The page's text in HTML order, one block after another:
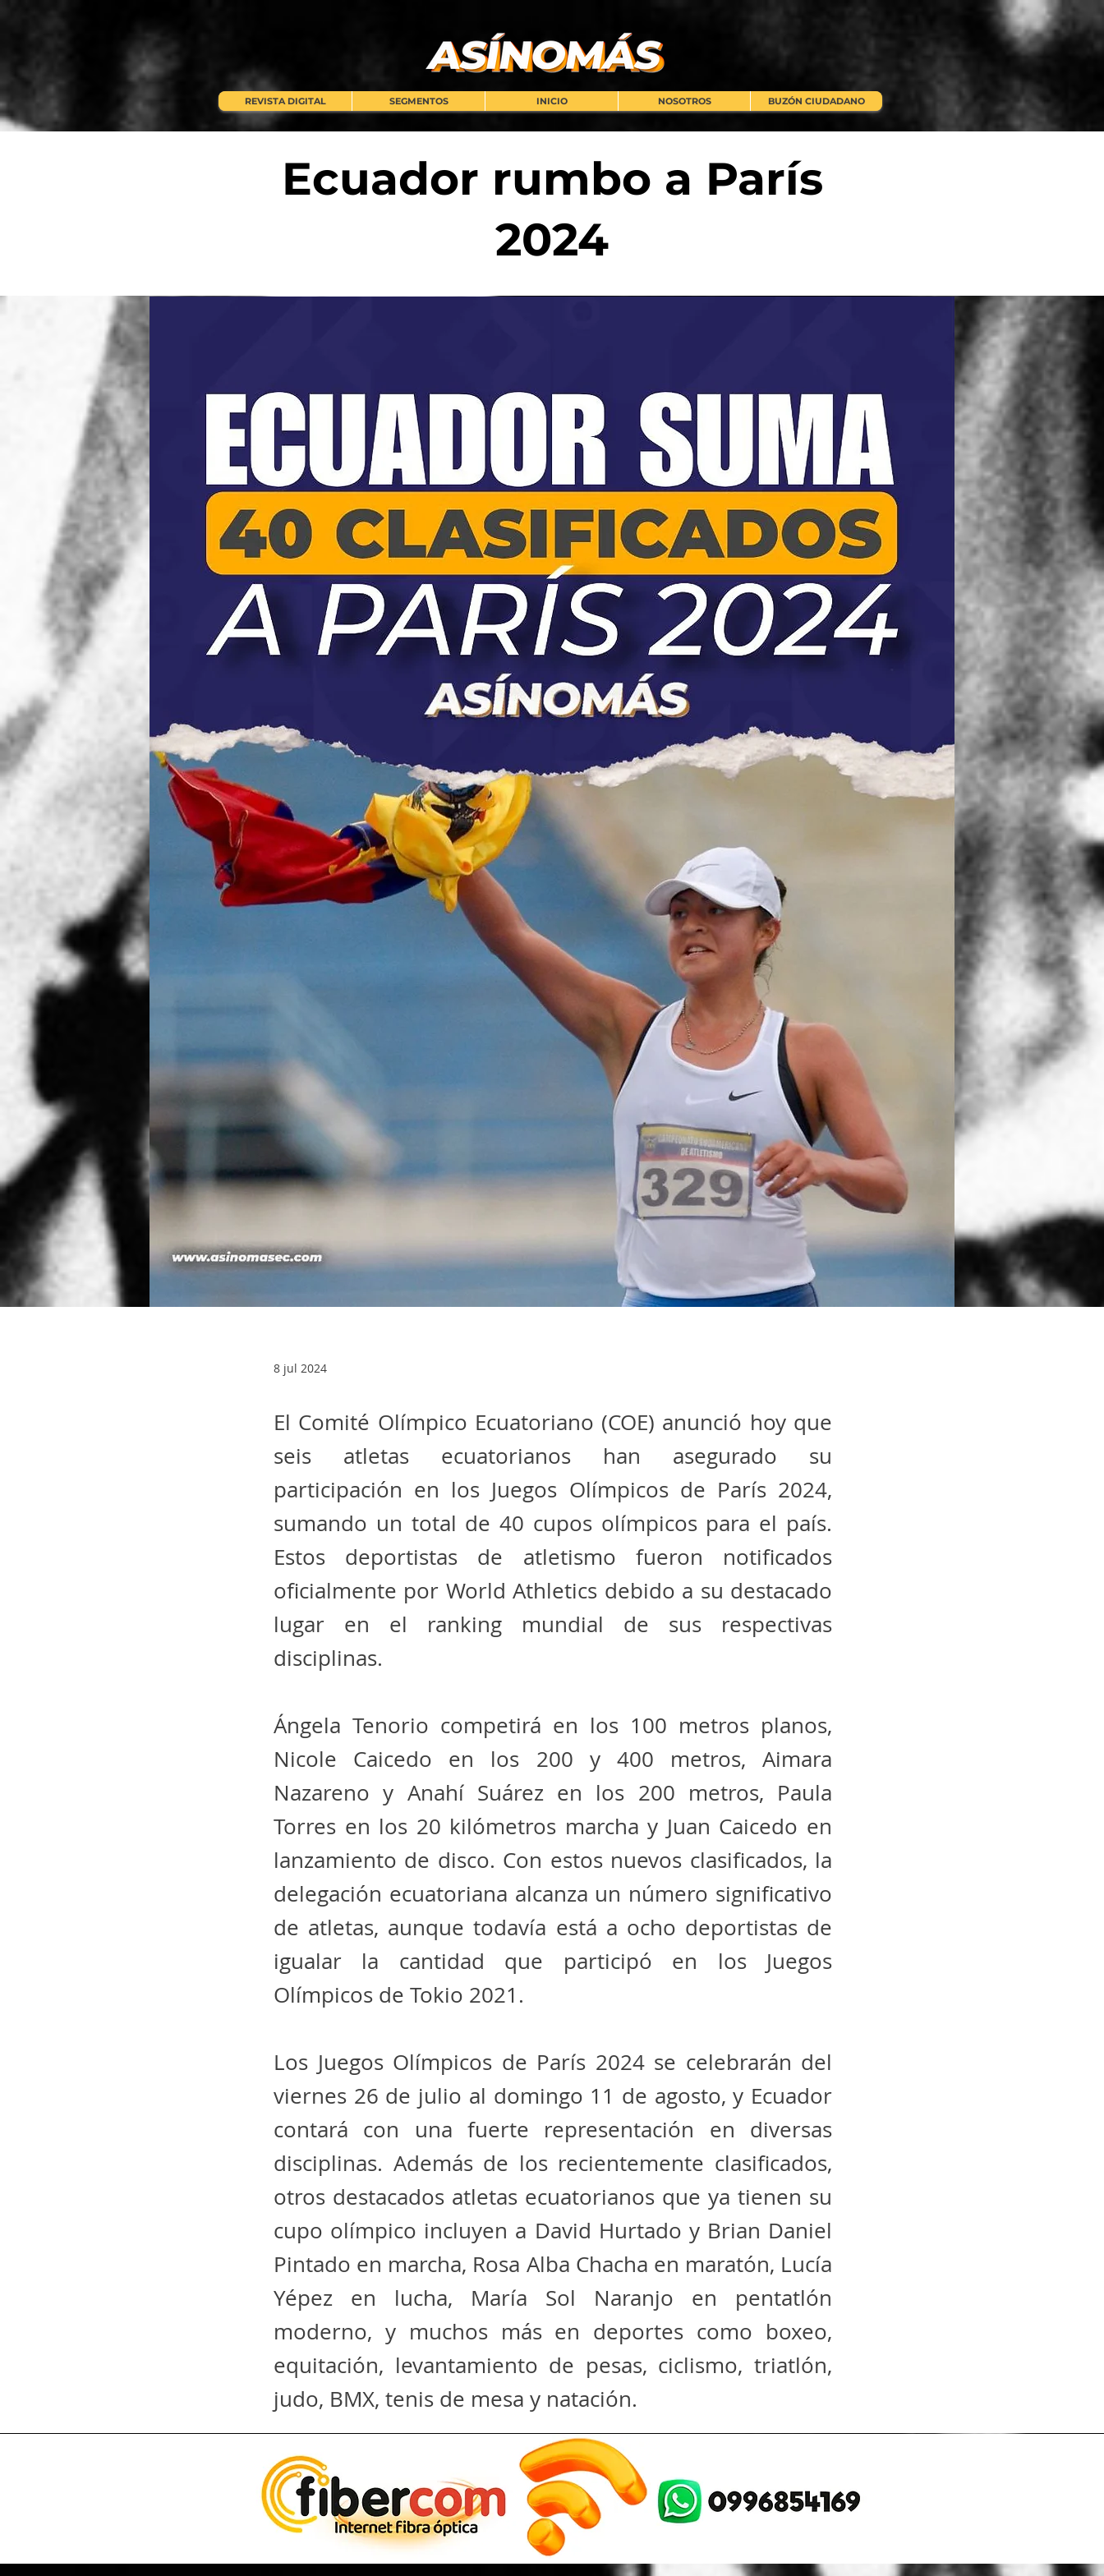
REVISTA DIGITAL SEGMENTOS INICIO NOSOTROS BUZÓN CIUDADANO
Ecuador rumbo a París
2024
8 jul 2024
El Comité Olímpico Ecuatoriano (COE) anunció hoy que
seis atletas ecuatorianos han asegurado su
participación en los Juegos Olímpicos de París 2024,
sumando un total de 40 cupos olímpicos para el país.
Estos deportistas de atletismo fueron notificados
oficialmente por World Athletics debido a su destacado
lugar en el ranking mundial de sus respectivas
disciplinas.
Ángela Tenorio competirá en los 100 metros planos,
Nicole Caicedo en los 200 y 400 metros, Aimara
Nazareno y Anahí Suárez en los 200 metros, Paula
Torres en los 20 kilómetros marcha y Juan Caicedo en
lanzamiento de disco. Con estos nuevos clasificados, la
delegación ecuatoriana alcanza un número significativo
de atletas, aunque todavía está a ocho deportistas de
igualar la cantidad que participó en los Juegos
Olímpicos de Tokio 2021.
Los Juegos Olímpicos de París 2024 se celebrarán del
viernes 26 de julio al domingo 11 de agosto, y Ecuador
contará con una fuerte representación en diversas
disciplinas. Además de los recientemente clasificados,
otros destacados atletas ecuatorianos que ya tienen su
cupo olímpico incluyen a David Hurtado y Brian Daniel
Pintado en marcha, Rosa Alba Chacha en maratón, Lucía
Yépez en lucha, María Sol Naranjo en pentatlón
moderno, y muchos más en deportes como boxeo,
equitación, levantamiento de pesas, ciclismo, triatlón,
judo, BMX, tenis de mesa y natación.